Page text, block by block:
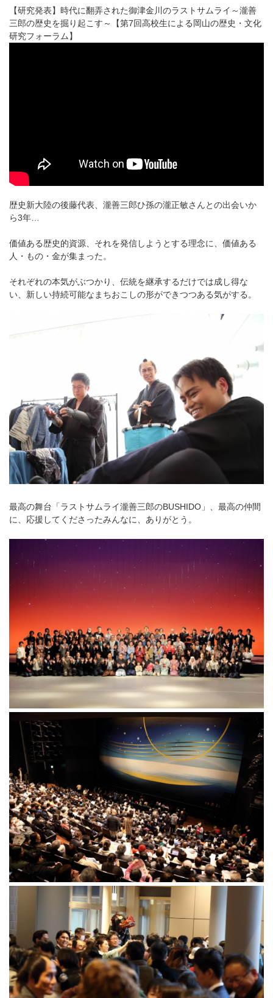
【研究発表】時代に翻弄された御津金川のラストサムライ～瀧善
三郎の歴史を掘り起こす～【第7回高校生による岡山の歴史・文化
研究フォーラム】
歴史新大陸の後藤代表、瀧善三郎ひ孫の瀧正敏さんとの出会いか
ら3年…
価値ある歴史的資源、それを発信しようとする理念に、価値ある
人・もの・金が集まった。
それぞれの本気がぶつかり、伝統を継承するだけでは成し得な
い、新しい持続可能なまちおこしの形ができつつある気がする。
最高の舞台「ラストサムライ瀧善三郎のBUSHIDO」、最高の仲間
に、応援してくださったみんなに、ありがとう。